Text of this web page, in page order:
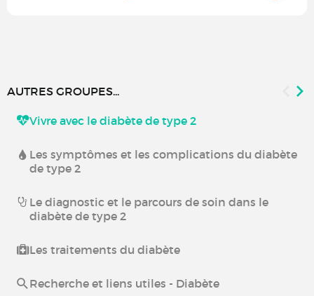
AUTRES GROUPES...
Vivre avec le diabète de type 2
Les symptômes et les complications du diabète
de type 2
Le diagnostic et le parcours de soin dans le
diabète de type 2
Les traitements du diabète
Recherche et liens utiles - Diabète